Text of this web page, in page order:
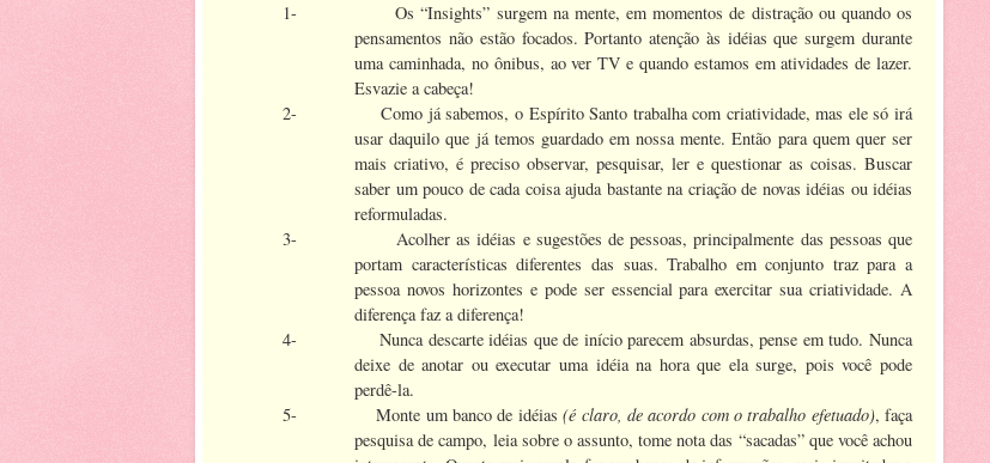
1-
Os “Insights” surgem na mente, em momentos de distração ou quando os
pensamentos não estão focados. Portanto atenção às idéias que surgem durante
uma caminhada, no ônibus, ao ver TV e quando estamos em atividades de lazer.
Esvazie a cabeça!
2-
Como já sabemos, o Espírito Santo trabalha com criatividade, mas ele só irá
usar daquilo que já temos guardado em nossa mente. Então para quem quer ser
mais criativo, é preciso observar, pesquisar, ler e questionar as coisas. Buscar
saber um pouco de cada coisa ajuda bastante na criação de novas idéias ou idéias
reformuladas.
3-
Acolher as idéias e sugestões de pessoas, principalmente das pessoas que
portam características diferentes das suas. Trabalho em conjunto traz para a
pessoa novos horizontes e pode ser essencial para exercitar sua criatividade. A
diferença faz a diferença!
4-
Nunca descarte idéias que de início parecem absurdas, pense em tudo. Nunca
deixe de anotar ou executar uma idéia na hora que ela surge, pois você pode
perdê-la.
5-
Monte um banco de idéias(é claro, de acordo com o trabalho efetuado), faça
pesquisa de campo, leia sobre o assunto, tome nota das “sacadas” que você achou